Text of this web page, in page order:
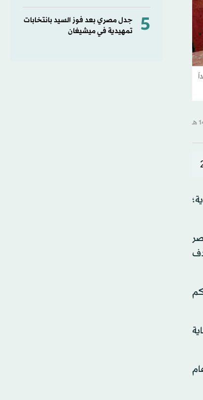
من عناصر
5
جدل مصري بعد فوز السيد بانتخابات
تمهيدية في ميشيغان